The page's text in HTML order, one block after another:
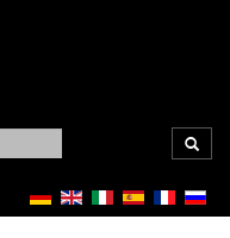
Suchen
...